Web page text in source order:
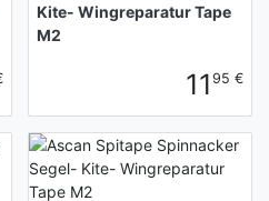
Kite- Wingreparatur Tape
M2
11 95 €